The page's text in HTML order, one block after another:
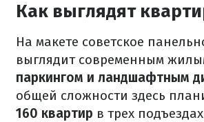
Как выглядят
На макете советское
выглядит современным
паркингом и ландшафтным
общей сложности здесь
160 квартир в трех